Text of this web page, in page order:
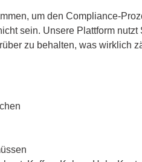
um den Compliance-
sein. Unsere Plattform
zu behalten, was wirklich